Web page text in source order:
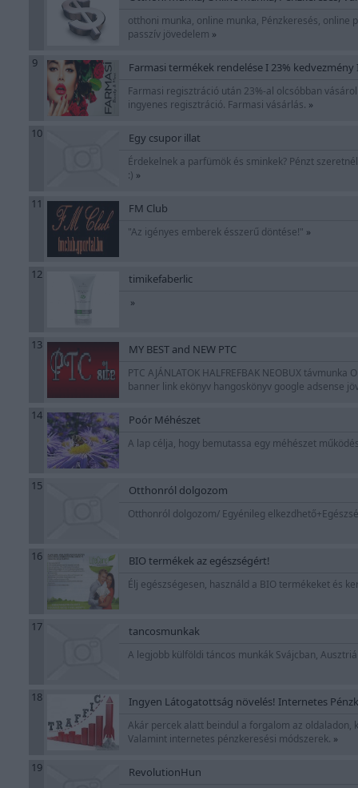
otthoni munka, online munka, Pénzkeresés,
passzív jövedelem »
9 Farmasi termékek rendelése I 23%
Farmasi regisztráció után 23%-al olcsóbban
ingyenes regisztráció. Farmasi vásárlás. »
10 Egy csupor illat
Érdekelnek a parfümök és sminkek? Pénzt
:) »
11 FM Club
"Az igényes emberek ésszerű döntése!" »
12 timikefaberlic
»
13 MY BEST and NEW PTC
PTC AJÁNLATOK HALFREFBAK NEOBUX
banner link ekönyv hangoskönyv google adsense
14 Poór Méhészet
A lap célja, hogy bemutassa egy méhészet
15 Otthonról dolgozom
Otthonról dolgozom/ Egyénileg
16 BIO termékek az egészségért!
Élj egészségesen, használd a BIO termékeket és
17 tancosmunkak
A legjobb külföldi táncos munkák Svájcban,
18 Ingyen Látogatottság növelés! Internetes
Akár percek alatt beindul a forgalom az oldaladon,
Valamint internetes pénzkeresési módszerek. »
19 RevolutionHun